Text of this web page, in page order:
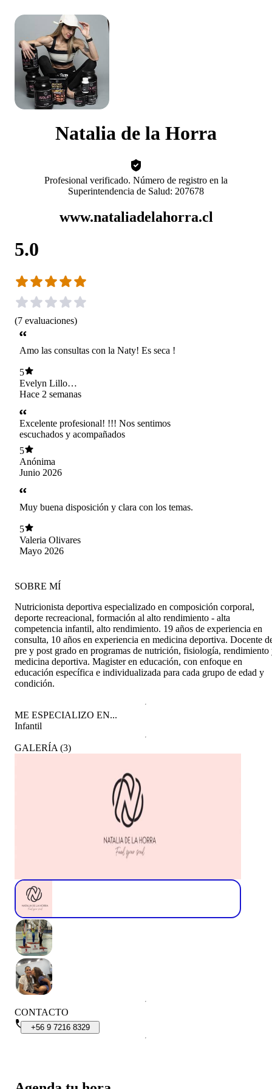
Natalia de la Horra
Profesional verificado. Número de registro en la
Superintendencia de Salud: 207678
www.nataliadelahorra.cl
5.0
(7 evaluaciones)
Amo las consultas con la Naty! Es seca !
5
Evelyn Lillo
christiansen
Hace 2 semanas
Excelente profesional! !!! Nos sentimos
escuchados y acompañados
5
Anónima
Junio 2026
Muy buena disposición y clara con los temas.
5
Valeria Olivares
Mayo 2026
SOBRE MÍ
Nutricionista deportiva especializado en composición corporal,
deporte recreacional, formación al alto rendimiento - alta
competencia infantil, alto rendimiento. 19 años de experiencia en
consulta, 10 años en experiencia en medicina deportiva. Docente
pre y post grado en programas de nutrición, fisiología, rendimiento
medicina deportiva. Magister en educación, con enfoque en
educación específica e individualizada para cada grupo de edad y
condición.
ME ESPECIALIZO EN...
Infantil
GALERÍA (3)
CONTACTO
+56 9 7216 8329